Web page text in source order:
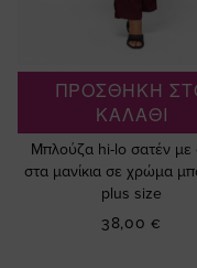
ΠΡΟΣΘΗΚΗ
ΚΑΛΑΘΙ
Μπλούζα hi-lo σατέν
στα μανίκια σε χρώμα
plus size
38,00 €